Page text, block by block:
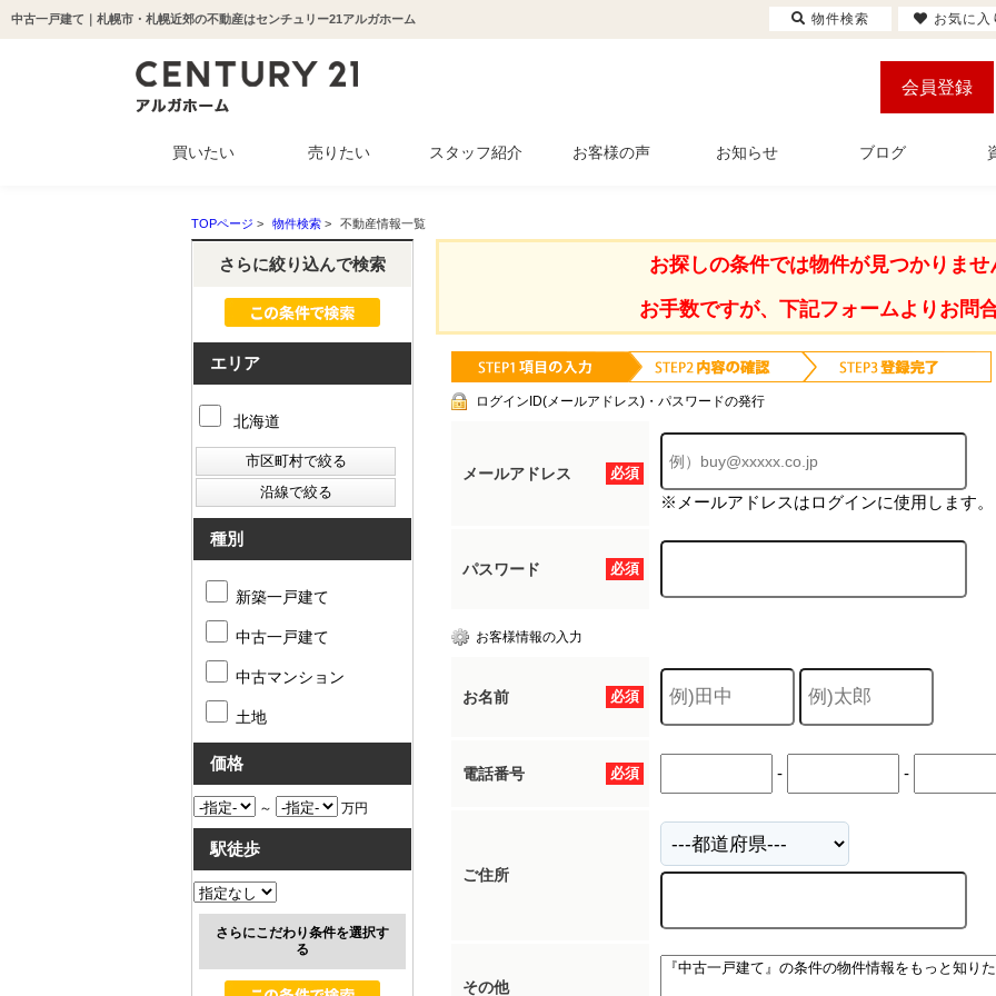
中古一戸建て｜札幌市・札幌近郊の不動産はセンチュリー21アルガホーム
会員登録
買いたい 売りたい スタッフ紹介 お客様の声 お知らせ ブログ
TOPページ > 物件検索 > 不動産情報一覧
お探しの条件では物件が見つかりませ
お手数ですが、下記フォームよりお問
ログインID(メールアドレス)・パスワードの発行
必須
メールアドレス
※メールアドレスはログインに使用します。
必須
パスワード
お客様情報の入力
必須
お名前
必須
電話番号 - -
ご住所
その他
さらに絞り込んで検索
エリア
北海道
種別
新築一戸建て
中古一戸建て
中古マンション
土地
価格
～ 万円
駅徒歩
さらにこだわり条件を選択す
る
物件検索 お気に入